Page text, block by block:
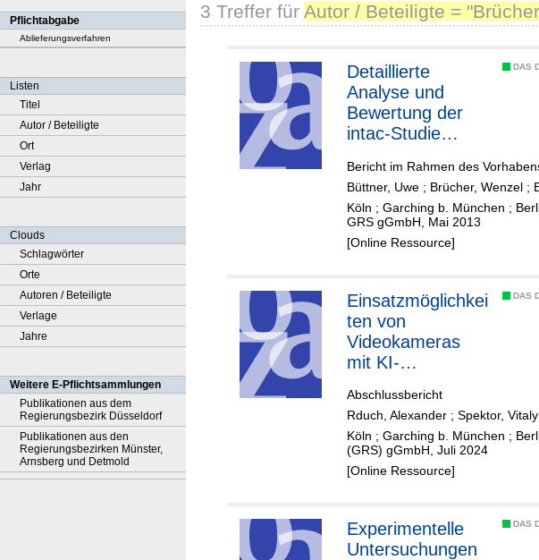
Pflichtabgabe
Ablieferungsverfahren
Listen
Titel
Autor / Beteiligte
Ort
Verlag
Jahr
Clouds
Schlagwörter
Orte
Autoren / Beteiligte
Verlage
Jahre
Weitere E-Pflichtsammlungen
Publikationen aus dem
Regierungsbezirk Düsseldorf
Publikationen aus den
Regierungsbezirken Münster,
Arnsberg und Detmold
3 Treffer für Autor / Beteiligte =
DAS
Detaillierte
Analyse und
Bewertung der
intac-Studie
Bewertung der
Transportstudie
Konrad 2010 von
der GRS" vom
Bericht im Rahmen des
Büttner, Uwe ; Brücher, Wenzel ;
Köln ; Garching b. München ;
GRS gGmbH, Mai 2013
[Online Ressource]
DAS
Einsatzmöglichkei
ten von
Videokameras
mit KI-
Videoanalyse im
Bereich der
Sicherung
Abschlussbericht
Rduch, Alexander ; Spektor, Vitaly
Köln ; Garching b. München ;
(GRS) gGmbH, Juli 2024
[Online Ressource]
DAS
Experimentelle
Untersuchungen